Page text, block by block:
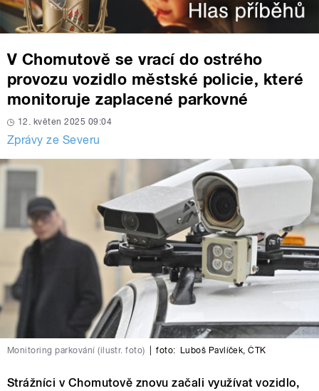
V Chomutově se vrací do ostrého
provozu vozidlo městské policie, které
monitoruje zaplacené parkovné
12. květen 2025 09:04
Zprávy ze Severu
Monitoring parkování (ilustr. foto) foto: Luboš Pavlíček,ČTK
Strážníci v Chomutově znovu začali využívat vozidlo,